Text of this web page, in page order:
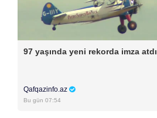
97 yaşında yeni rekorda imza atdı
Qafqazinfo.az
Bu gün 07:54